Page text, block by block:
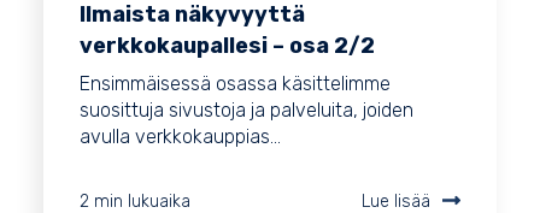
Ilmaista näkyvyyttä
verkkokaupallesi – osa 2/2
Ensimmäisessä osassa käsittelimme
suosittuja sivustoja ja palveluita, joiden
avulla verkkokauppias...
2 min lukuaika Lue lisää